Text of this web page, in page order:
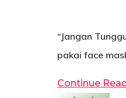
“Jangan
pakai face
Continue